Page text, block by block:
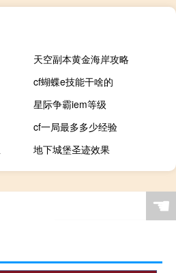
天空副本黄金海岸攻略
cf蝴蝶e技能干啥的
星际争霸iem等级
cf一局最多多少经验
地下城堡圣迹效果
☚